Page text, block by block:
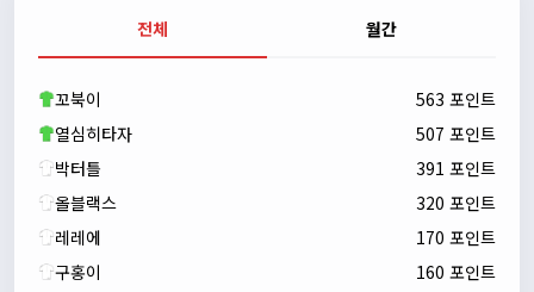
새해 복많이 받으세요!!
자출조아00:23:55
전체 월간
꼬북이
563 포인트
열심히타자
507 포인트
박터틀
391 포인트
올블랙스
320 포인트
레레에
170 포인트
구홍이
160 포인트